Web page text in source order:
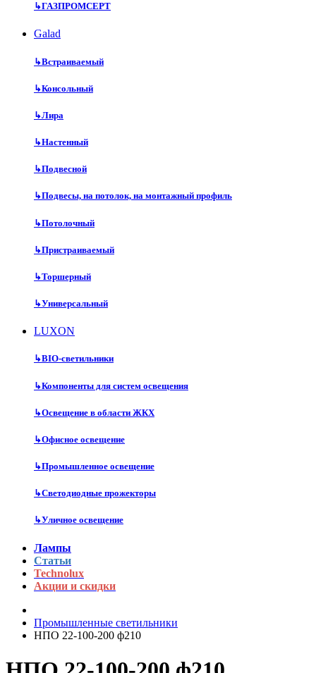
↳ГАЗПРОМСЕРТ
Galad
↳Встраиваемый
↳Консольный
↳Лира
↳Настенный
↳Подвесной
↳Подвесы, на потолок, на монтажный профиль
↳Потолочный
↳Пристраиваемый
↳Торшерный
↳Универсальный
LUXON
↳BIO-светильники
↳Компоненты для систем освещения
↳Освещение в области ЖКХ
↳Офисное освещение
↳Промышленное освещение
↳Светодиодные прожекторы
↳Уличное освещение
Лампы
Статьи
Technolux
Акции и скидки
Промышленные светильники
НПО 22-100-200 ф210